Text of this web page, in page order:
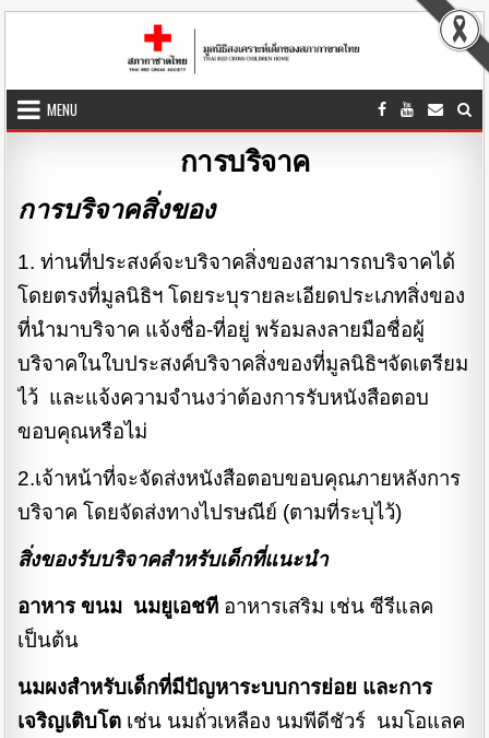
MENU
การบริจาค
การบริจาคสิ่งของ
1. ท่านที่ประสงค์จะบริจาคสิ่งของสามารถบริจาคได้
โดยตรงที่มูลนิธิฯ โดยระบุรายละเอียดประเภทสิ่งของ
ที่นำมาบริจาค แจ้งชื่อ-ที่อยู่ พร้อมลงลายมือชื่อผู้
บริจาคในใบประสงค์บริจาคสิ่งของที่มูลนิธิฯจัดเตรียม
ไว้ และแจ้งความจำนงว่าต้องการรับหนังสือตอบ
ขอบคุณหรือไม่
2.เจ้าหน้าที่จะจัดส่งหนังสือตอบขอบคุณภายหลังการ
บริจาค โดยจัดส่งทางไปรษณีย์ (ตามที่ระบุไว้)
สิ่งของรับบริจาคสำหรับเด็กที่แนะนำ
อาหาร ขนม นมยูเอชที อาหารเสริม เช่น ซีรีแลค
เป็นต้น
นมผงสำหรับเด็กที่มีปัญหาระบบการย่อย และการ
เจริญเติบโต เช่น นมถั่วเหลือง นมพีดีชัวร์ นมโอแลค